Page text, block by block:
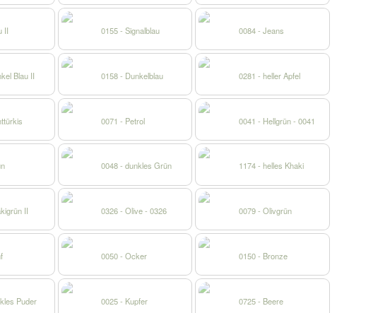
II 0155 - Signalblau 0084 - Jeans
Blau II 0158 - Dunkelblau 0281 - heller Apfel
0071 - Petrol 0041 - Hellgrün - 0041
0048 - dunkles Grün 1174 - helles Khaki
II 0326 - Olive - 0326 0079 - Olivgrün
0050 - Ocker 0150 - Bronze
Puder 0025 - Kupfer 0725 - Beere